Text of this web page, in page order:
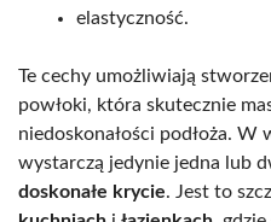
elastyczność.
Te cechy umożliwiają
powłoki, która skutecznie
niedoskonałości podłoża. W
wystarczą jedynie jedna lub
doskonałe krycie. Jest to